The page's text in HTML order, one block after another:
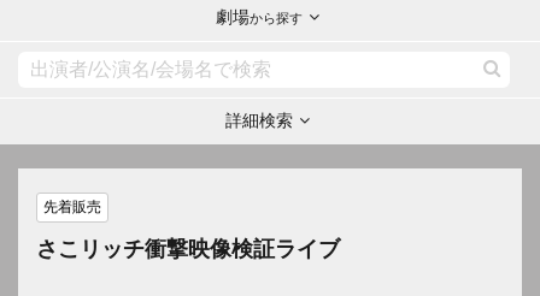
劇場から探す
詳細検索
先着販売
さこリッチ衝撃映像検証ライブ